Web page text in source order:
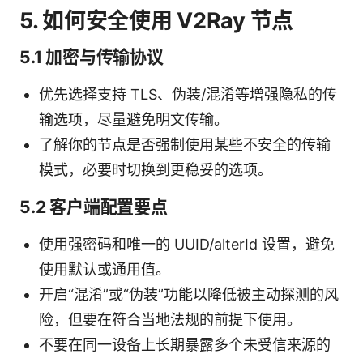
5. 如何安全使用 V2Ray 节点
5.1 加密与传输协议
优先选择支持 TLS、伪装/混淆等增强隐私的传
输选项，尽量避免明文传输。
了解你的节点是否强制使用某些不安全的传输
模式，必要时切换到更稳妥的选项。
5.2 客户端配置要点
使用强密码和唯一的 UUID/alterId 设置，避免
使用默认或通用值。
开启“混淆”或“伪装”功能以降低被主动探测的风
险，但要在符合当地法规的前提下使用。
不要在同一设备上长期暴露多个未受信来源的